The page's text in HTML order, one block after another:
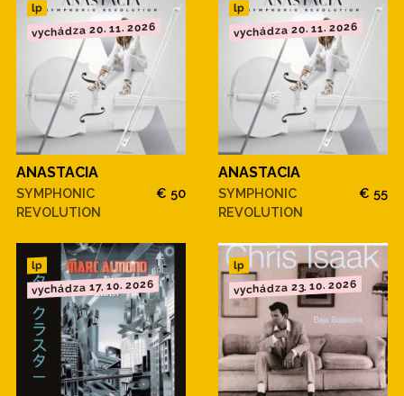
lp
vychádza 20. 11. 2026
ANASTACIA
SYMPHONIC
REVOLUTION
€ 50
lp
vychádza 20. 11. 2026
ANASTACIA
SYMPHONIC
REVOLUTION
€ 55
lp
vychádza 17. 10. 2026
lp
vychádza 23. 10. 2026